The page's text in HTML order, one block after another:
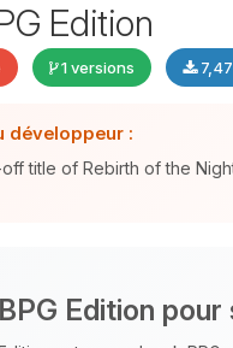
Edition
1 versions
développeur :
off title of Rebirth of the
Edition